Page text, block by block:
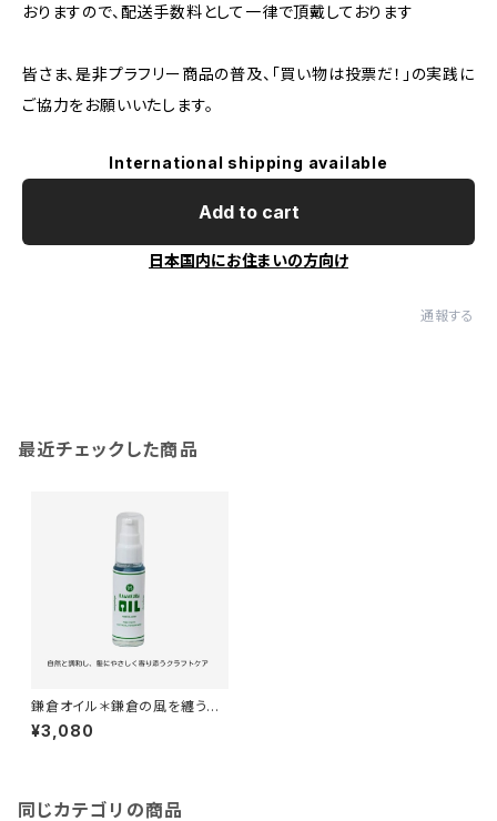
おりますので、配送手数料として一律で頂戴しております
皆さま、是非プラフリー商品の普及、「買い物は投票だ！」の実践に
ご協力をお願いいたします。
International shipping available
Add to cart
日本国内にお住まいの方向け
通報する
最近チェックした商品
鎌倉オイル＊鎌倉の風を纏う植
物オイルの恵み＊人工香料不使
用＊30ml
¥3,080
同じカテゴリの商品